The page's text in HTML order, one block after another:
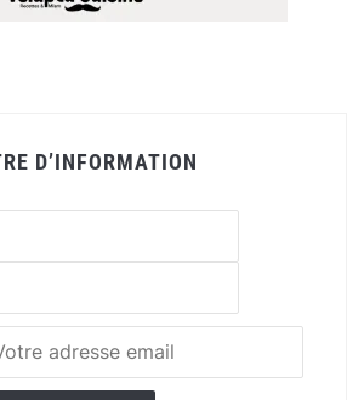
D’INFORMATION